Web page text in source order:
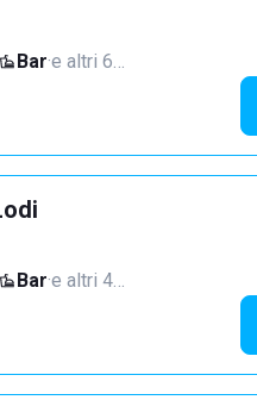
Bar·e altri 6…
Bar·e altri 4…